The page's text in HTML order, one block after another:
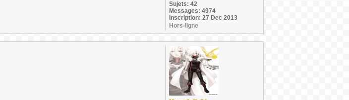
Sujets: 42
Messages: 4974
Inscription: 27 Dec 2013
Hors-ligne